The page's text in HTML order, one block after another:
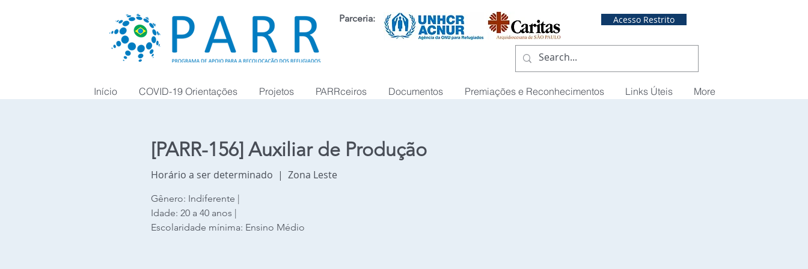
Parceria: Acesso Restrito
Início COVID-19 Orientações Projetos PARRceiros Documentos Premiações e Reconhecimentos Links Úteis More
[PARR-156] Auxiliar de Produção
Horário a ser determinado
  |
Zona Leste
Gênero: Indiferente |
Idade: 20 a 40 anos |
Escolaridade mínima: Ensino Médio